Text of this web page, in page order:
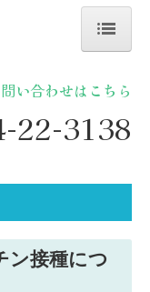
い合わせはこちら
22-3138
接種につ